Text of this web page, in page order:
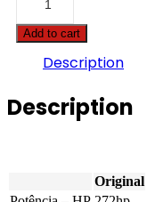
A5
-
TFSI
quantity
Add to cart
Description
Description
Original